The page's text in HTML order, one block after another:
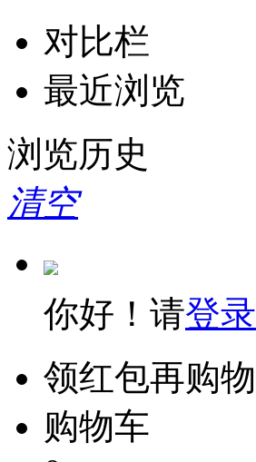
对比栏
最近浏览
浏览历史
清空
你好！请登录
领红包再购物
购物车